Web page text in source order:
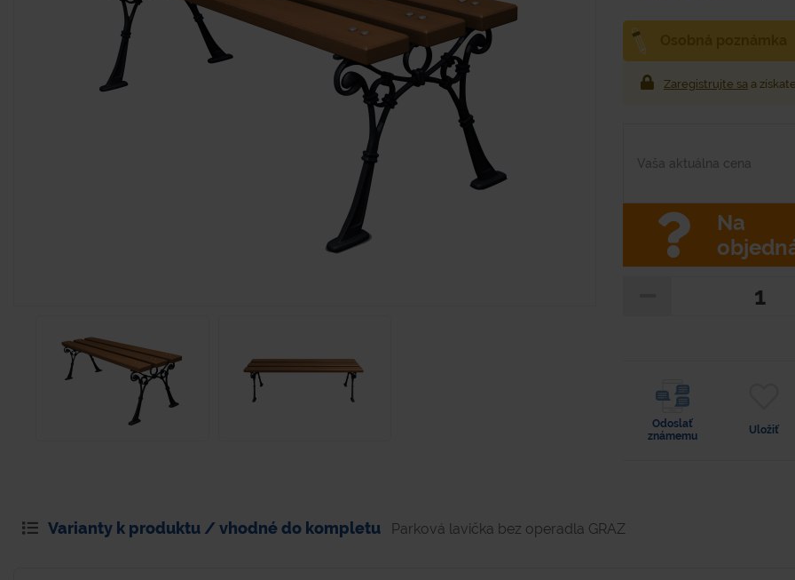
Zaregistrujte sa a
Vaša aktuálna cena
Na
Odoslať
známemu
Uložiť
Varianty k produktu / vhodné do kompletu Parková lavička bez operadla GRAZ